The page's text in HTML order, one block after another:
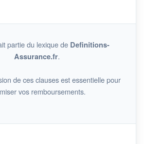
partie du lexique de Definitions-
Assurance.fr.
de ces clauses est essentielle pour
vos remboursements.